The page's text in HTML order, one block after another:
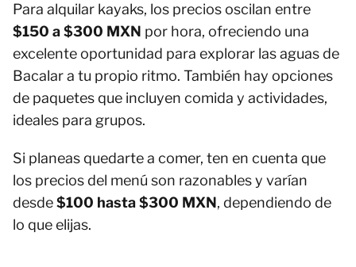
Para alquilar kayaks, los precios oscilan entre
$150 a $300 MXN por hora, ofreciendo una
excelente oportunidad para explorar las aguas de
Bacalar a tu propio ritmo. También hay opciones
de paquetes que incluyen comida y actividades,
ideales para grupos.
Si planeas quedarte a comer, ten en cuenta que
los precios del menú son razonables y varían
desde$100 hasta $300 MXN, dependiendo de
lo que elijas.